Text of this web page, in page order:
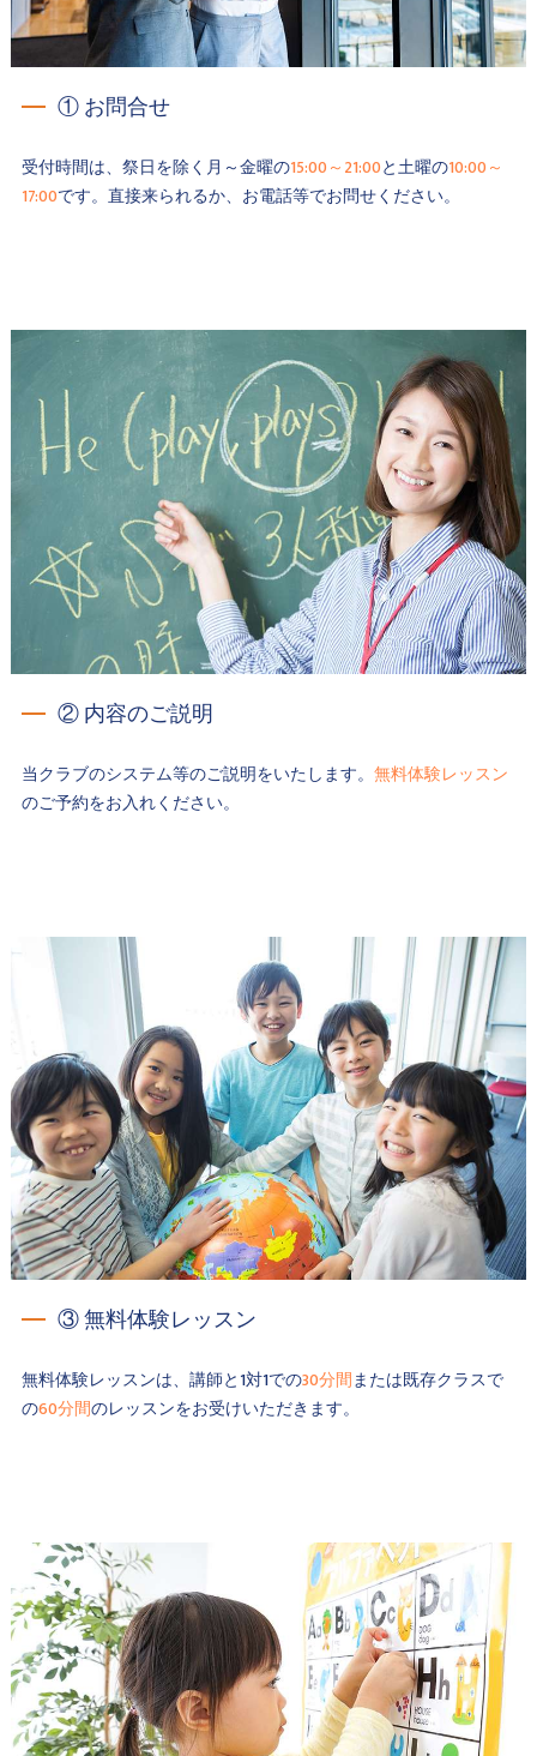
① お問合せ
受付時間は、祭日を除く月～金曜の15:00～21:00と土曜の10:00～
17:00です。直接来られるか、お電話等でお問せください。
② 内容のご説明
当クラブのシステム等のご説明をいたします。 無料体験レッスン
のご予約をお入れください。
③ 無料体験レッスン
無料体験レッスンは、講師と1対1での30分間または既存クラスで
の60分間のレッスンをお受けいただきます。